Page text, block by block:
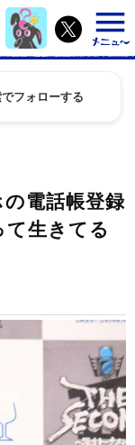
フォローする
電話帳登録
生きてる